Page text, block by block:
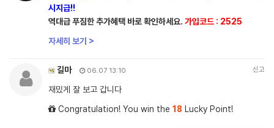
시지급!!
역대급 푸짐한 추가혜택 바로 확인하세요. 가입코드 : 2525
자세히 보기 >
길마 06.07 13:10 신고
재밌게 잘 보고 갑니다
Congratulation! You win the 18 Lucky Point!